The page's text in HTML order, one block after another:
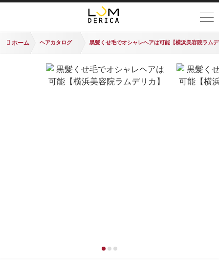
ホーム ヘアカタログ 黒髪くせ毛でオシャレヘアは可能【横浜美容院ラム